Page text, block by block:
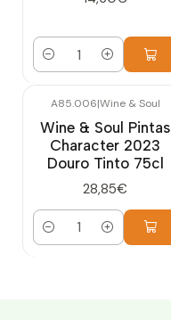
Quantidade
A85.006|Wine & Soul
Wine & Soul Pintas
Character 2023
Douro Tinto 75cl
28,85€
Quantidade